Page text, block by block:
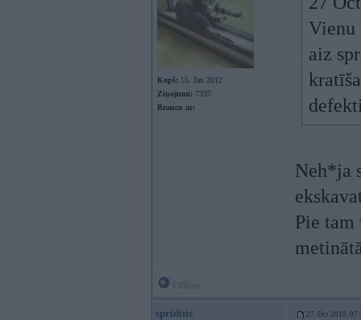
Kopš: 15. Jan 2012
Ziņojumi: 7337
Braucu ar:
Vienu
aiz
Neh*ja
Pie
spriditis 27. Oct 2019,